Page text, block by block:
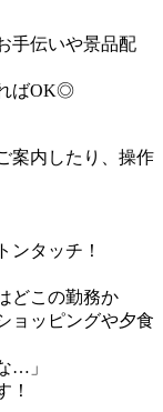
手伝いや景品配
ばOK◎
案内したり、操作
ンタッチ！
どこの勤務か
ョッピングや夕食
…」
！